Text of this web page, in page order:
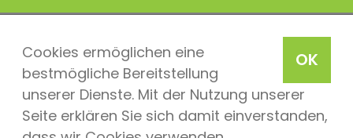
OK
Cookies ermöglichen eine
bestmögliche Bereitstellung
unserer Dienste. Mit der Nutzung unserer
Seite erklären Sie sich damit einverstanden,